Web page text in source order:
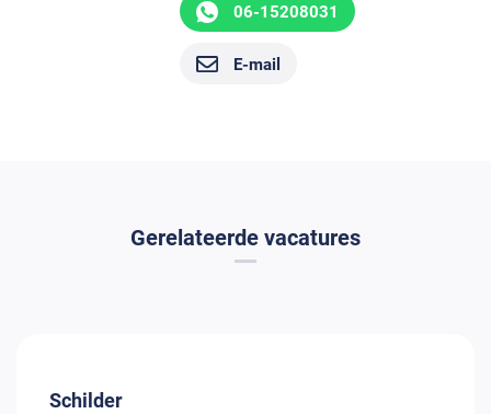
06-15208031
E-mail
Gerelateerde vacatures
Schilder